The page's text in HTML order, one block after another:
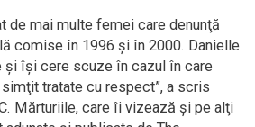
de mai multe femei care denunţă
comise în 1996 şi în 2000. Danielle
şi îşi cere scuze în cazul în care
tratate cu respect”, a scris
Mărturiile, care îi vizează şi pe alţi